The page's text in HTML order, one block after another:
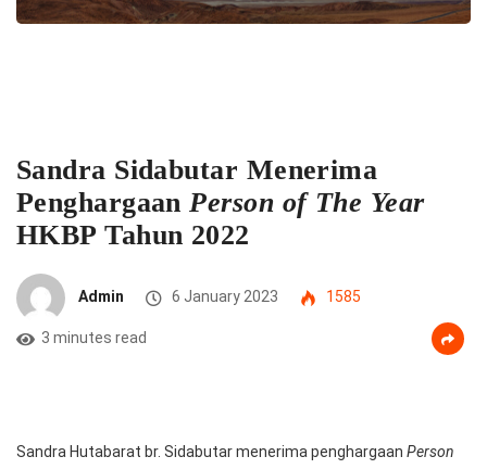
Sandra Sidabutar Menerima
PenghargaanPerson of The Year
HKBP Tahun 2022
Admin 6 January 2023 1585
3 minutes read